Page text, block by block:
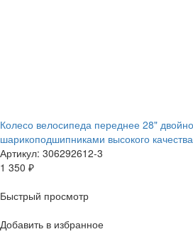
Колесо велосипеда переднее 28"
шарикоподшипниками высокого качества
Артикул: 306292612-3
1 350 ₽
Быстрый просмотр
Добавить в избранное